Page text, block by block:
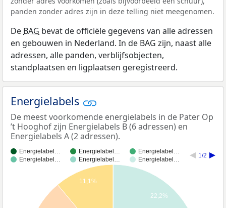
panden zonder adres zijn in deze telling niet meegenomen.
De BAG bevat de officiële gegevens van alle adressen
en gebouwen in Nederland. In de BAG zijn, naast alle
adressen, alle panden, verblijfsobjecten,
standplaatsen en ligplaatsen geregistreerd.
Energielabels
De meest voorkomende energielabels in de Pater Op
’t Hooghof zijn Energielabels B (6 adressen) en
Energielabels A (2 adressen).
Energielabel… Energielabel…
Energielabel…
Energielabel…
Energielabel… Energielabel…
1/2
22,2%
11,1%